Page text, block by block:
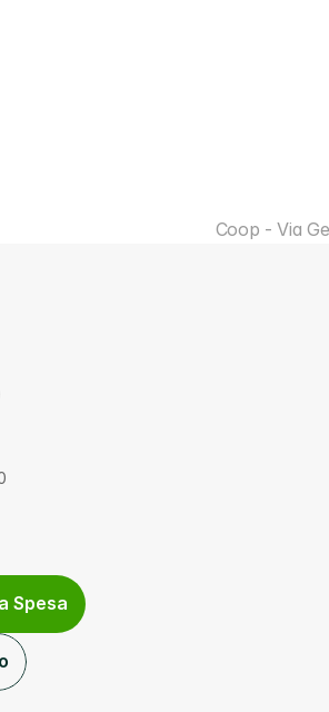
Coop - Via
Spesa